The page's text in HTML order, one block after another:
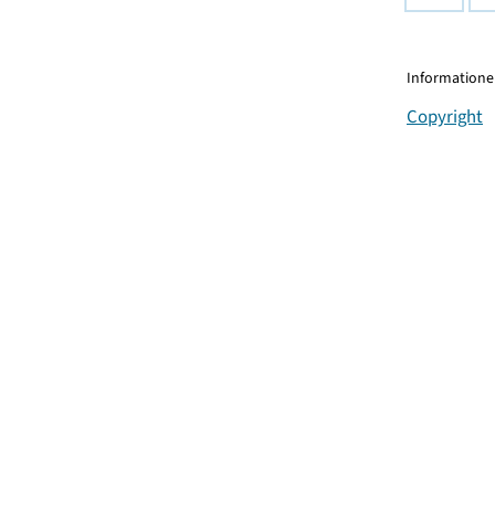
Copyright